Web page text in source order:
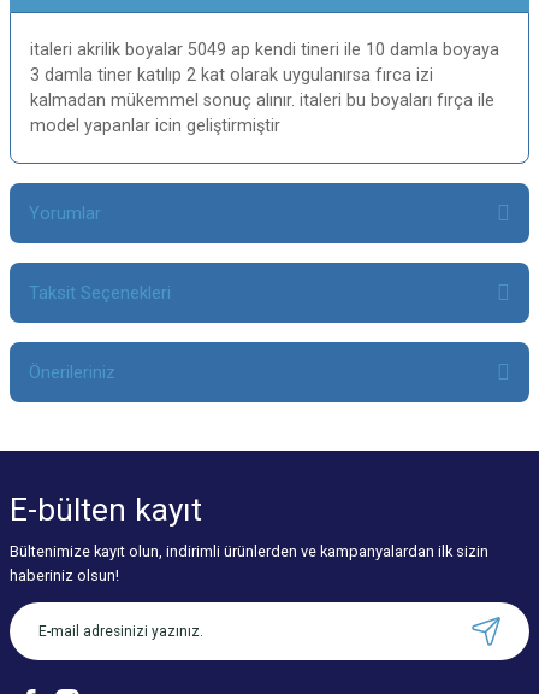
italeri akrilik boyalar 5049 ap kendi tineri ile 10 damla boyaya
3 damla tiner katılıp 2 kat olarak uygulanırsa fırca izi
kalmadan mükemmel sonuç alınır. italeri bu boyaları fırça ile
model yapanlar icin geliştirmiştir
Yorumlar
Bu ürüne ilk yorumu siz yapın!
Taksit Seçenekleri
Önerileriniz
Görüş ve önerileriniz için teşekkür ederiz.
Ürün resmi kalitesiz, bozuk veya görüntülenemiyor.
Ürün açıklamasında eksik bilgiler bulunuyor.
Ürün bilgilerinde hatalar bulunuyor.
E-bülten kayıt
Bültenimize kayıt olun, indirimli ürünlerden ve kampanyalardan ilk sizin
haberiniz olsun!